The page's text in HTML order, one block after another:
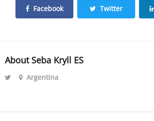
Facebook Twitter
About Seba Kryll ES
Argentina